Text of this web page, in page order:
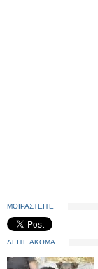
ΜΟΙΡΑΣΤΕΙΤΕ
ΔΕΙΤΕ ΑΚΟΜΑ